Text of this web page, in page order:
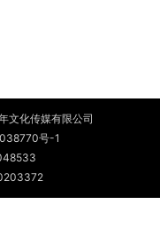
文化传媒有限公司
号-1